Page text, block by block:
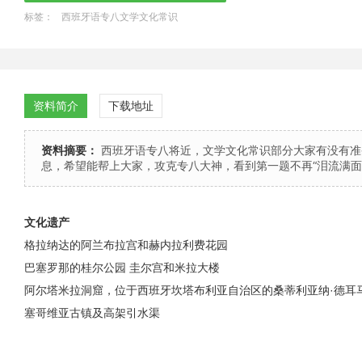
标签： 西班牙语专八文学文化常识
资料简介 下载地址
资料摘要： 西班牙语专八将近，文学文化常识部分大家有没有
息，希望能帮上大家，攻克专八大神，看到第一题不再“泪流满
文化遗产
格拉纳达的阿兰布拉宫和赫内拉利费花园
巴塞罗那的桂尔公园 圭尔宫和米拉大楼
阿尔塔米拉洞窟，位于西班牙坎塔布利亚自治区的桑蒂利亚纳·德耳
塞哥维亚古镇及高架引水渠